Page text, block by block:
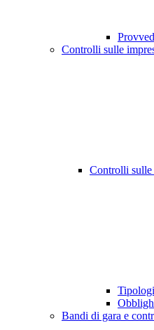
Controlli sulle
Controlli sulle
Bandi di gara e